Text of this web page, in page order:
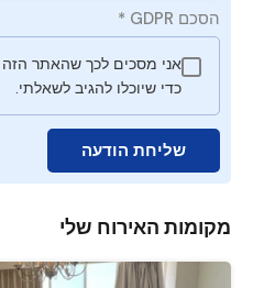
הסכם GDPR *
אני מסכים לכך שהאתר
כדי שיוכלו להגיב לשאלתי.
שליחת הודעה
מקומות האירוח שלי